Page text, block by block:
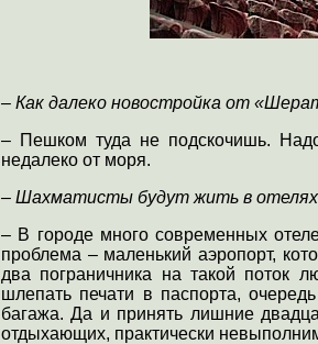
– Как далеко новостройка от
– Пешком туда не подскочишь.
недалеко от моря.
– Шахматисты будут жить в отелях
– В городе много современных
проблема – маленький аэропорт,
два пограничника на такой поток
шлепать печати в паспорта,
багажа. Да и принять лишние
отдыхающих, практически